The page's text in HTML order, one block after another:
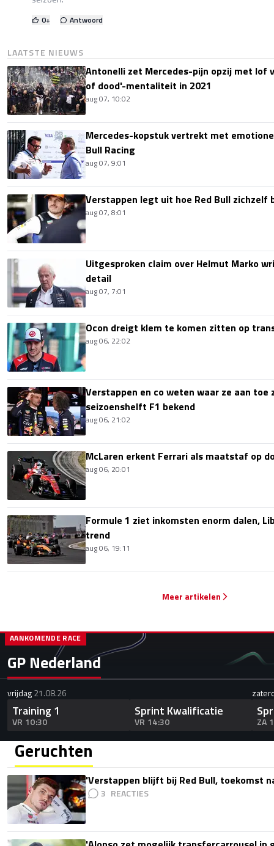
0+ Antwoord
LAATSTE NIEUWS
Antonelli zet Mercedes-pijn opzij met lof
of dood'-mentaliteit in 2021
aug 07, 10:02
Mercedes-kopstuk vertrekt met
Bull Racing
aug 07, 9:01
Verstappen legt uit hoe Red Bull zichzelf
aug 07, 8:01
Uitgesproken claim over Helmut Marko
detail
aug 07, 7:01
Ocon dreigt klem te komen zitten op
aug 06, 22:02
Verstappen en co weten waar ze aan
seizoenshelft F1 bekend
aug 06, 21:02
McLaren erkent Ferrari als maatstaf op
aug 06, 20:01
Formule 1 ziet inkomsten enorm dalen,
trend
aug 06, 19:11
Meer artikelen
GP Nederland
AANKOMENDE RACE
vrijdag21.08.26
Training 1
VR 10:30
Sprint Kwalificatie
VR 14:30 ZA
Geruchten
'Verstappen blijft bij Red Bull, toekomst
3